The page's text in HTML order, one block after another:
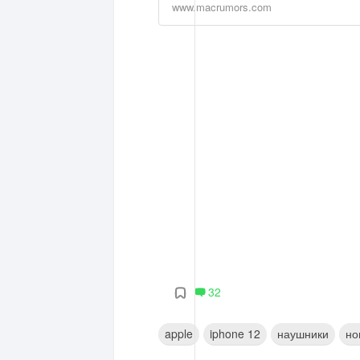
www.macrumors.com
32
apple iphone 12 наушники